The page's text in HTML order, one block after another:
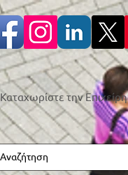
Καταχωρίστε την